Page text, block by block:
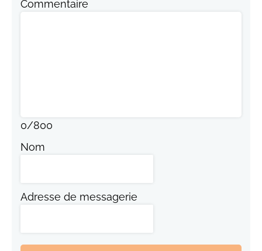
Commentaire
0/800
Nom
Adresse de messagerie